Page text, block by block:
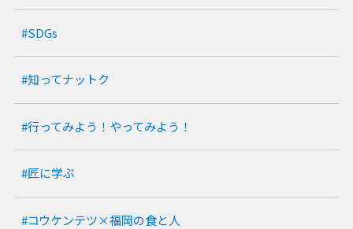
#SDGs
#知ってナットク
#行ってみよう！やってみよう！
#匠に学ぶ
#コウケンテツ×福岡の食と人